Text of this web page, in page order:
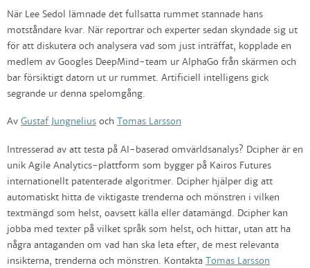
När Lee Sedol lämnade det fullsatta rummet stannade hans
motståndare kvar. När reportrar och experter sedan skyndade sig ut
för att diskutera och analysera vad som just inträffat, kopplade en
medlem av Googles DeepMind-team ur AlphaGo från skärmen och
bar försiktigt datorn ut ur rummet. Artificiell intelligens gick
segrande ur denna spelomgång.
Av Gustaf Jungnelius och Tomas Larsson
Intresserad av att testa på AI-baserad omvärldsanalys? Dcipher är en
unik Agile Analytics-plattform som bygger på Kairos Futures
internationellt patenterade algoritmer. Dcipher hjälper dig att
automatiskt hitta de viktigaste trenderna och mönstren i vilken
textmängd som helst, oavsett källa eller datamängd. Dcipher kan
jobba med texter på vilket språk som helst, och hittar, utan att ha
några antaganden om vad han ska leta efter, de mest relevanta
insikterna, trenderna och mönstren. Kontakta Tomas Larsson